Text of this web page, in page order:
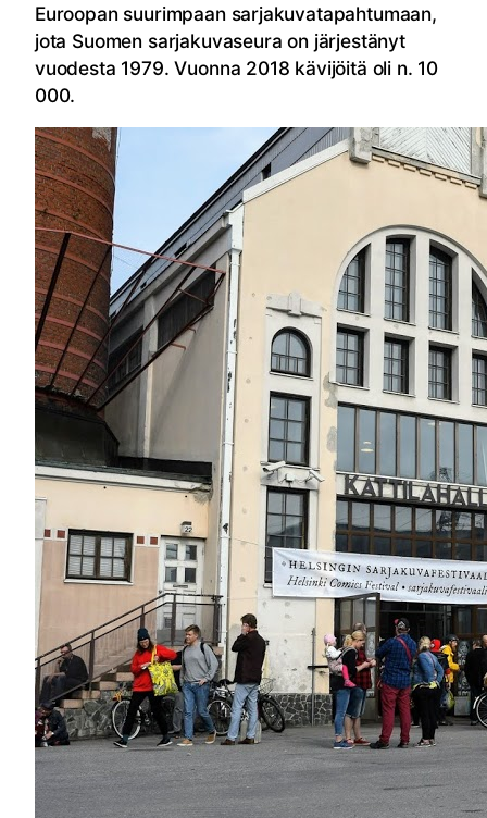
Euroopan suurimpaan sarjakuvatapahtumaan,
jota Suomen sarjakuvaseura on järjestänyt
vuodesta 1979. Vuonna 2018 kävijöitä oli n. 10
000.